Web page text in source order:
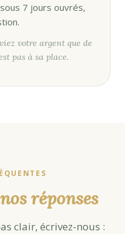
7 jours ouvrés,
votre argent que de
pas à sa place.
nos réponses
clair, écrivez-nous :